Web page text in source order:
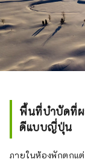
พื้นที่บำบัดที่ผ
ดีแบบญี่ปุ่น
ภายในห้องพักตกแ